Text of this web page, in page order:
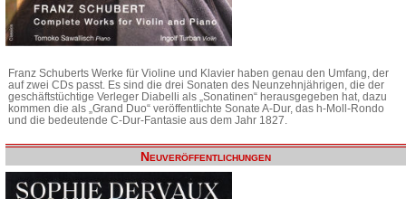
Franz Schuberts Werke für Violine und Klavier haben genau den Umfang, der
auf zwei CDs passt. Es sind die drei Sonaten des Neunzehnjährigen, die der
geschäftstüchtige Verleger Diabelli als „Sonatinen“ herausgegeben hat, dazu
kommen die als „Grand Duo“ veröffentlichte Sonate A-Dur, das h-Moll-Rondo
und die bedeutende C-Dur-Fantasie aus dem Jahr 1827.
Neuveröffentlichungen